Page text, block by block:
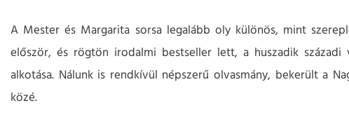
A Mester és Margarita sorsa legalább oly különös, mint
először, és rögtön irodalmi bestseller lett, a huszadik századi
alkotása. Nálunk is rendkívül népszerű olvasmány, bekerült a
közé.